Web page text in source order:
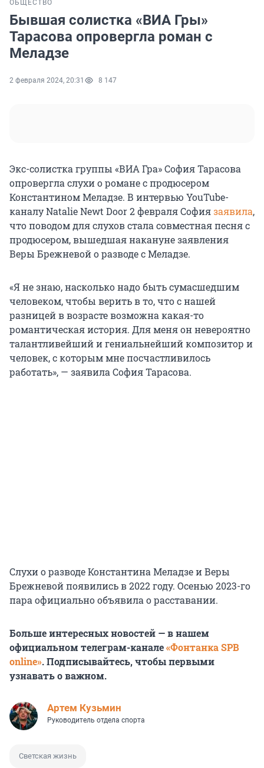
ОБЩЕСТВО
Бывшая солистка «ВИА Гры»
Тарасова опровергла роман с
Меладзе
2 февраля 2024, 20:31 8 147
Экс-солистка группы «ВИА Гра» София Тарасова
опровергла слухи о романе с продюсером
Константином Меладзе. В интервью YouTube-
каналу Natalie Newt Door 2 февраля Софиязаявила,
что поводом для слухов стала совместная песня с
продюсером, вышедшая накануне заявления
Веры Брежневой о разводе с Меладзе.
«Я не знаю, насколько надо быть сумасшедшим
человеком, чтобы верить в то, что с нашей
разницей в возрасте возможна какая-то
романтическая история. Для меня он невероятно
талантливейший и гениальнейший композитор и
человек, с которым мне посчастливилось
работать», — заявила София Тарасова.
Слухи о разводе Константина Меладзе и Веры
Брежневой появились в 2022 году. Осенью 2023-го
пара официально объявила о расставании.
Больше интересных новостей — в нашем
официальном телеграм-канале«Фонтанка SPB
online». Подписывайтесь, чтобы первыми
узнавать о важном.
Артем Кузьмин
Руководитель отдела спорта
Светская жизнь